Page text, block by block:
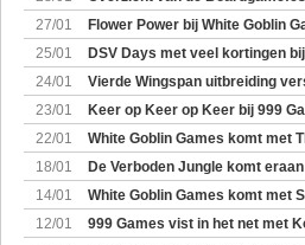
27/01
Flower Power bij White Goblin
25/01
DSV Days met veel kortingen
24/01
Vierde Wingspan uitbreiding
23/01
Keer op Keer op Keer bij 999
22/01
White Goblin Games komt met
18/01
De Verboden Jungle komt eraan
14/01
White Goblin Games komt met
12/01
999 Games vist in het net met